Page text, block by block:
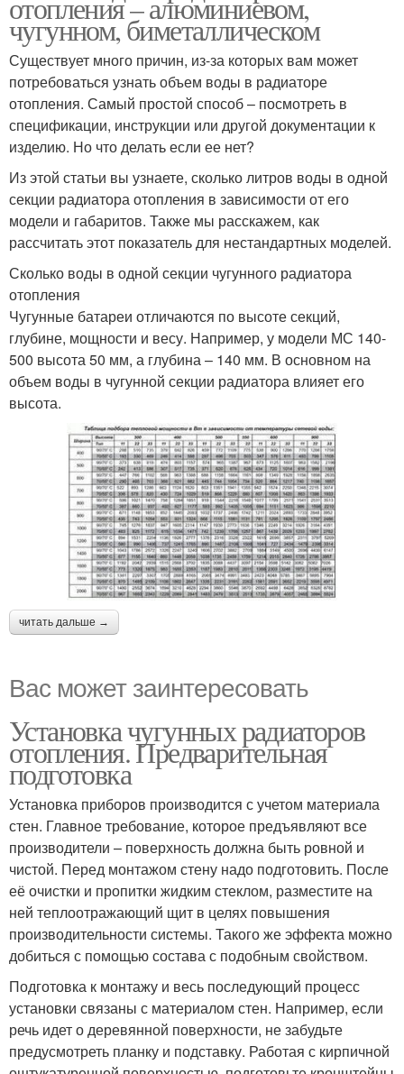
чугунном, биметаллическом
Существует много причин, из-за которых вам может
потребоваться узнать объем воды в радиаторе
отопления. Самый простой способ – посмотреть в
спецификации, инструкции или другой документации к
изделию. Но что делать если ее нет?
Из этой статьи вы узнаете, сколько литров воды в одной
секции радиатора отопления в зависимости от его
модели и габаритов. Также мы расскажем, как
рассчитать этот показатель для нестандартных моделей.
Сколько воды в одной секции чугунного радиатора
отопления
Чугунные батареи отличаются по высоте секций,
глубине, мощности и весу. Например, у модели МС 140-
500 высота 50 мм, а глубина – 140 мм. В основном на
объем воды в чугунной секции радиатора влияет его
высота.
читать дальше →
Вас может заинтересовать
Установка чугунных радиаторов
отопления. Предварительная
подготовка
Установка приборов производится с учетом материала
стен. Главное требование, которое предъявляют все
производители – поверхность должна быть ровной и
чистой. Перед монтажом стену надо подготовить. После
её очистки и пропитки жидким стеклом, разместите на
ней теплоотражающий щит в целях повышения
производительности системы. Такого же эффекта можно
добиться с помощью состава с подобным свойством.
Подготовка к монтажу и весь последующий процесс
установки связаны с материалом стен. Например, если
речь идет о деревянной поверхности, не забудьте
предусмотреть планку и подставку. Работая с кирпичной